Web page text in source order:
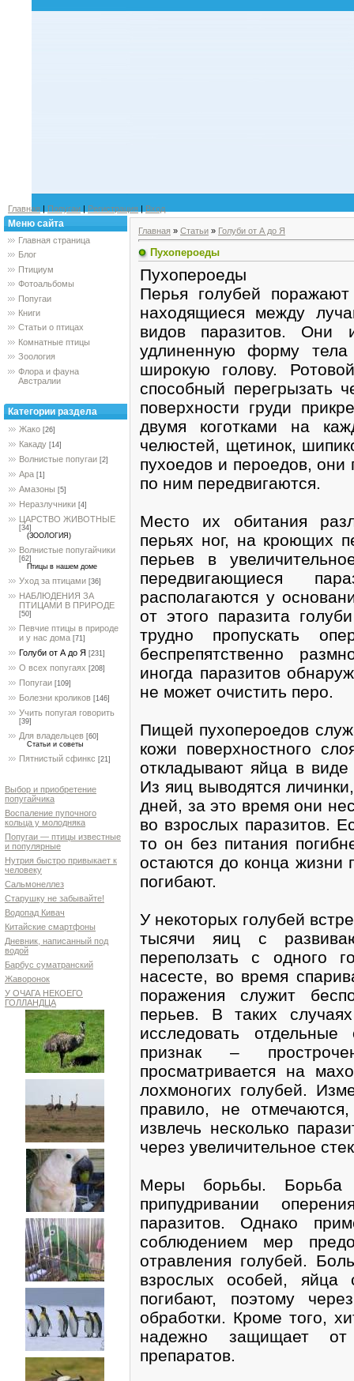
Главная | Попугаи | Регистрация | Вход
Меню сайта
Главная страница
Блог
Птициум
Фотоальбомы
Попугаи
Книги
Статьи о птицах
Комнатные птицы
Зоология
Флора и фауна
Австралии
Категории раздела
Жако [26]
Какаду [14]
Волнистые попугаи [2]
Ара [1]
Амазоны [5]
Неразлучники [4]
ЦАРСТВО ЖИВОТНЫЕ
[34]
(ЗООЛОГИЯ)
Волнистые попугайчики
[62]
Птицы в нашем доме
Уход за птицами [36]
НАБЛЮДЕНИЯ ЗА
ПТИЦАМИ В ПРИРОДЕ
[50]
Певчие птицы в природе
и у нас дома [71]
Голуби от А до Я [231]
О всех попугаях [208]
Попугаи [109]
Болезни кроликов [146]
Учить попугая говорить
[39]
Для владельцев [60]
Статьи и советы
Пятнистый сфинкс [21]
Выбор и приобретение
попугайчика
Воспаление пупочного
кольца у молодняка
Попугаи — птицы известные
и популярные
Нутрия быстро привыкает к
человеку
Сальмонеллез
Старушку не забывайте!
Водопад Кивач
Китайские смартфоны
Дневник, написанный под
водой
Барбус суматранский
Жаворонок
У ОЧАГА НЕКОЕГО
ГОЛЛАНДЦА
Главная » Статьи » Голуби от А до Я
Пухопероеды
Пухопероеды
Перья голубей
находящиеся между
видов паразитов. Они
удлиненную форму
широкую голову.
способный перегрызать
поверхности груди
двумя коготками на
челюстей, щетинок,
пухоедов и пероедов, они
по ним передвигаются.
Место их обитания
перьях ног, на кроющих
перьев в
передвигающиеся
располагаются у
от этого паразита
трудно пропускать
беспрепятственно
иногда паразитов
не может очистить перо.
Пищей пухопероедов
кожи поверхностного
откладывают яйца в виде
Из яиц выводятся
дней, за это время они
во взрослых паразитов.
то он без питания
остаются до конца жизни
погибают.
У некоторых голубей
тысячи яиц с
переползать с одного
насесте, во время
поражения служит
перьев. В таких
исследовать
признак –
просматривается на
лохмоногих голубей.
правило, не
извлечь несколько
через увеличительное
Меры борьбы. Борьба
припудривании
паразитов. Однако
соблюдением мер
отравления голубей.
взрослых особей, яйца
погибают, поэтому
обработки. Кроме того,
надежно защищает от
препаратов.